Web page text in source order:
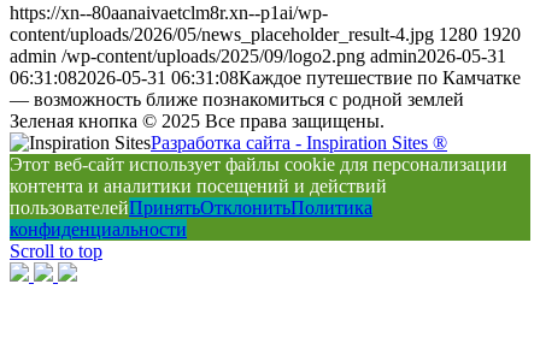
https://xn--80aanaivaetclm8r.xn--p1ai/wp-
content/uploads/2026/05/news_placeholder_result-4.jpg 1280 1920
admin /wp-content/uploads/2025/09/logo2.png admin2026-05-31
06:31:082026-05-31 06:31:08Каждое путешествие по Камчатке
— возможность ближе познакомиться с родной землей
Зеленая кнопка © 2025 Все права защищены.
Разработка сайта - Inspiration Sites ®
Этот веб-сайт использует файлы cookie для персонализации
контента и аналитики посещений и действий
пользователейПринятьОтклонитьПолитика
конфиденциальности
Scroll to top